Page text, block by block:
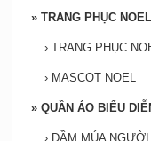
» TRANG PHỤC NOEL
› TRANG PHỤC
› MASCOT NOEL
» QUẦN ÁO BIỂU
› ĐẦM MÚA